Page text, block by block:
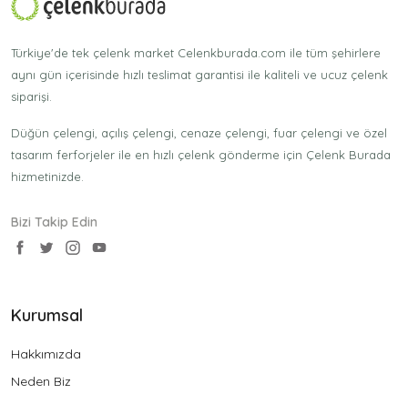
Türkiye'de tek çelenk market Celenkburada.com ile tüm şehirlere
aynı gün içerisinde hızlı teslimat garantisi ile kaliteli ve ucuz çelenk
siparişi.
Düğün çelengi, açılış çelengi, cenaze çelengi, fuar çelengi ve özel
tasarım ferforjeler ile en hızlı çelenk gönderme için Çelenk Burada
hizmetinizde.
Bizi Takip Edin
Kurumsal
Hakkımızda
Neden Biz